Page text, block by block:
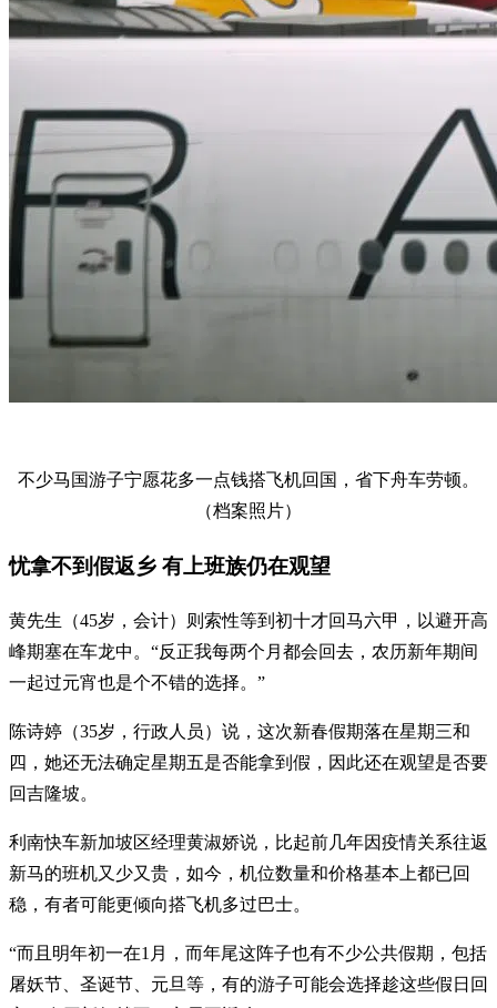
不少马国游子宁愿花多一点钱搭飞机回国，省下舟车劳顿。
（档案照片）
忧拿不到假返乡 有上班族仍在观望
黄先生（45岁，会计）则索性等到初十才回马六甲，以避开高
峰期塞在车龙中。“反正我每两个月都会回去，农历新年期间
一起过元宵也是个不错的选择。”
陈诗婷（35岁，行政人员）说，这次新春假期落在星期三和
四，她还无法确定星期五是否能拿到假，因此还在观望是否要
回吉隆坡。
利南快车新加坡区经理黄淑娇说，比起前几年因疫情关系往返
新马的班机又少又贵，如今，机位数量和价格基本上都已回
稳，有者可能更倾向搭飞机多过巴士。
“而且明年初一在1月，而年尾这阵子也有不少公共假期，包括
屠妖节、圣诞节、元旦等，有的游子可能会选择趁这些假日回